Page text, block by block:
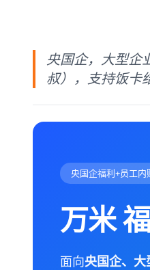
央国企，大型企
叔），支持饭卡
央国企福利+员工内
万米
面向央国企、